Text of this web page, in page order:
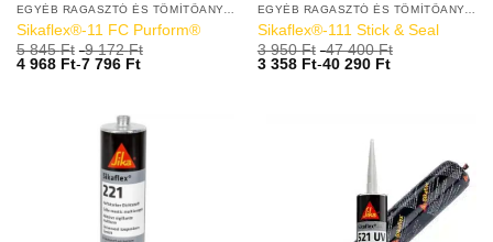
EGYÉB RAGASZTÓ ÉS TÖMÍTŐANYAGOK
Sikaflex®-11 FC Purform®
5 845Ft -9 172Ft
4 968 Ft-7 796 Ft
EGYÉB RAGASZTÓ ÉS TÖMÍTŐANYAGOK
Sikaflex®-111 Stick & Seal
3 950Ft -47 400Ft
3 358 Ft-40 290 Ft